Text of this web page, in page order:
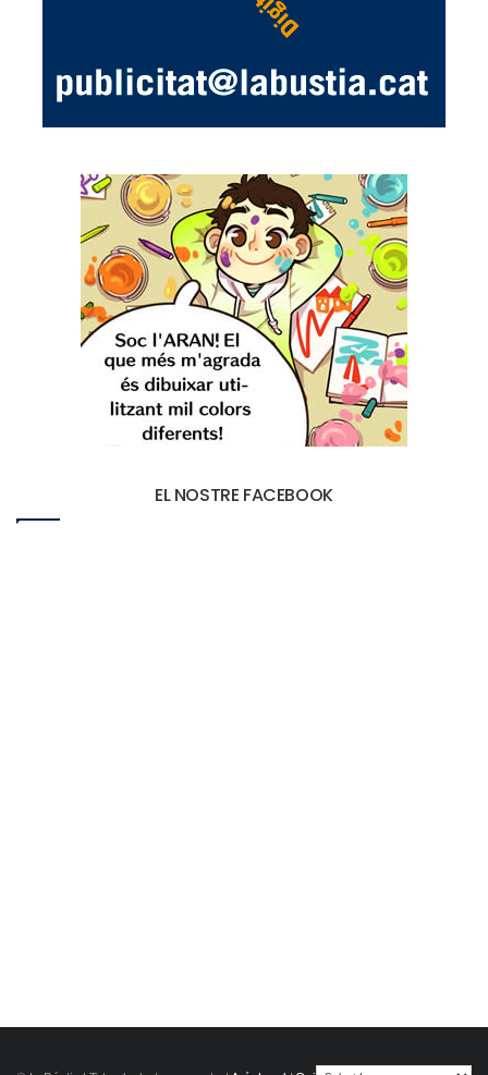
EL NOSTRE FACEBOOK